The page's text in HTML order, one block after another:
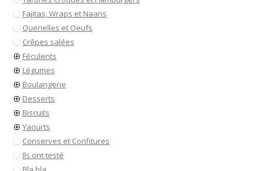
Fajitas, Wraps et Naans
Quenelles et Oeufs
Crêpes salées
Féculents
Légumes
Boulangerie
Desserts
Biscuits
Yaourts
Conserves et Confitures
Ils ont testé